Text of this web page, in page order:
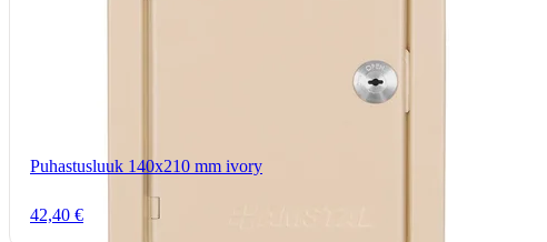
Puhastusluuk 140x210 mm ivory
42,40 €